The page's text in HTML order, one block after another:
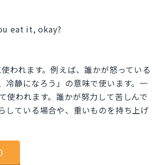
eat it, okay?
れます。例えば、誰かが怒っている
冷静になろう」の意味で使います。一
われます。誰かが努力して苦しんで
している場合や、重いものを持ち上げ